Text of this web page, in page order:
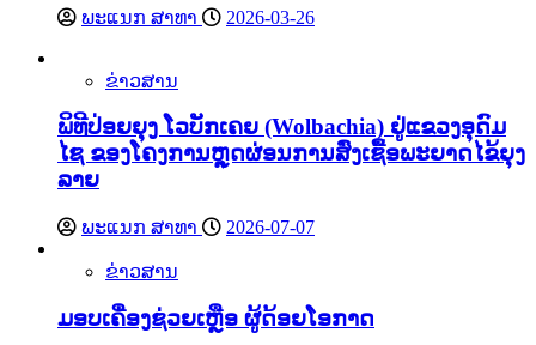
ພະແນກ ສາທາ 2026-03-26
ຂ່າວສານ
ພິທີປ່ອຍຍຸງ ໂວບັກເຄຍ (Wolbachia) ຢູ່ແຂວງອຸດົມ
ໄຊ ຂອງໂຄງການຫຼຸດຜ່ອນການສົ່ງເຊື້ອພະຍາດໄຂ້ຍຸງ
ລາຍ
ພະແນກ ສາທາ 2026-07-07
ຂ່າວສານ
ມອບເຄື່ອງຊ່ວຍເຫຼືອ ຜູ້ດ້ອຍໂອກາດ